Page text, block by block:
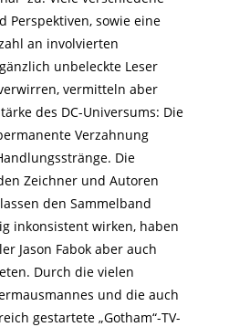
Perspektiven, sowie eine
an involvierten
unbeleckte Leser
vermitteln aber
des DC-Universums: Die
Verzahnung
Die
Zeichner und Autoren
den Sammelband
inkonsistent wirken, haben
Jason Fabok aber auch
Durch die vielen
und die auch
gestartete „Gotham“-TV-